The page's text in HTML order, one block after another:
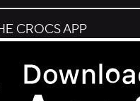
CROCS APP